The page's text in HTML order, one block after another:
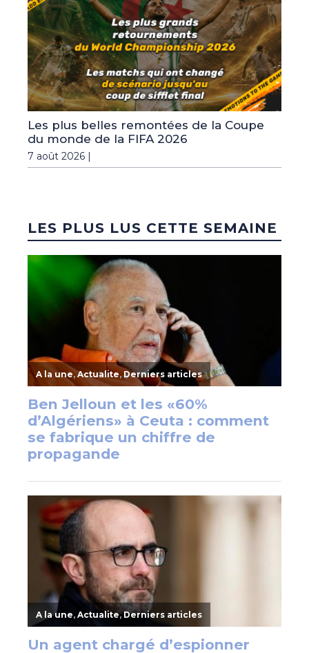
Les plus belles remontées de la Coupe
du monde de la FIFA 2026
7 août 2026 |
LES PLUS LUS CETTE SEMAINE